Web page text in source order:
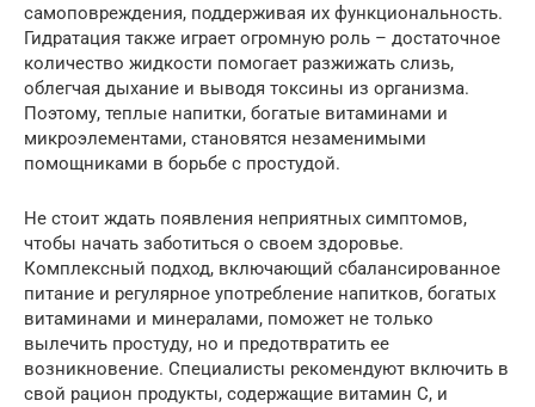
самоповреждения, поддерживая их функциональность.
Гидратация также играет огромную роль – достаточное
количество жидкости помогает разжижать слизь,
облегчая дыхание и выводя токсины из организма.
Поэтому, теплые напитки, богатые витаминами и
микроэлементами, становятся незаменимыми
помощниками в борьбе с простудой.
Не стоит ждать появления неприятных симптомов,
чтобы начать заботиться о своем здоровье.
Комплексный подход, включающий сбалансированное
питание и регулярное употребление напитков, богатых
витаминами и минералами, поможет не только
вылечить простуду, но и предотвратить ее
возникновение. Специалисты рекомендуют включить в
свой рацион продукты, содержащие витамин С, и